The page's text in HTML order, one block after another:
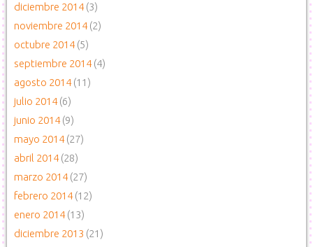
diciembre 2014(3)
noviembre 2014(2)
octubre 2014(5)
septiembre 2014(4)
agosto 2014(11)
julio 2014(6)
junio 2014(9)
mayo 2014(27)
abril 2014(28)
marzo 2014(27)
febrero 2014(12)
enero 2014(13)
diciembre 2013 (21)